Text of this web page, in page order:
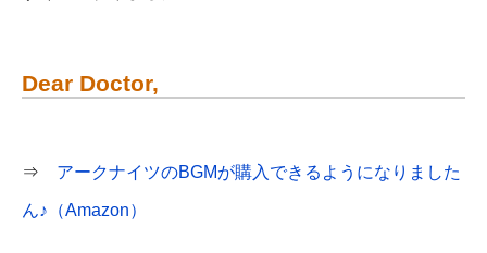
Dear Doctor,
⇒ アークナイツのBGMが購入できるようになりました
ん♪（Amazon）